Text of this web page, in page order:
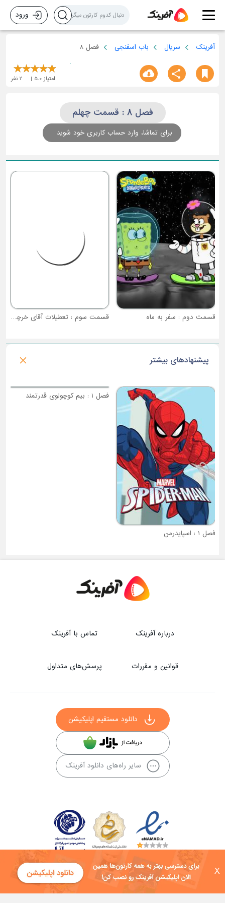
X
ورود
آفرینک سریال باب اسفنجی فصل 8
امتیاز 5.0
2 نفر
فصل 8 : قسمت چهلم
برای تماشا، وارد حساب کاربری خود شوید
قسمت دوم : سفر به ماه قسمت سوم : تعطیلات آقای خرچنگ
پیشنهادهای بیشتر
فصل 1 : اسپایدرمن
درباره آفرینک تماس با آفرینک
قوانین و مقررات پرسش‌های متداول
دانلود مستقیم اپلیکیشن
سایر راه‌های دانلود آفرینک
کلیه حقوق این سایت به شرکت توسعه فناوی هفت آسمان توکان تعلق دارد و